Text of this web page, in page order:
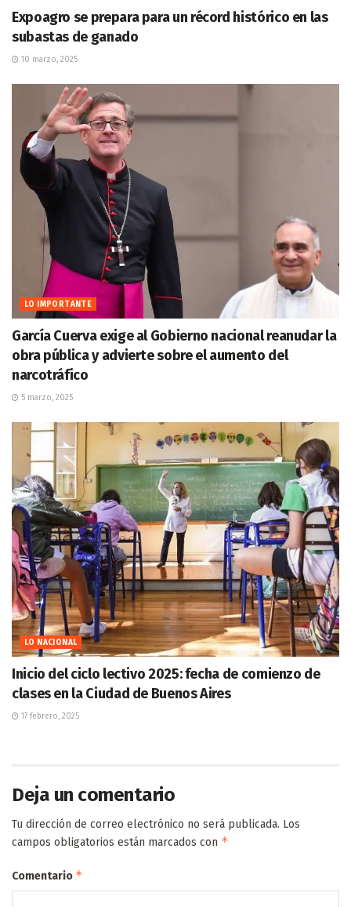
Expoagro se prepara para un récord histórico en las
subastas de ganado
10 marzo, 2025
LO IMPORTANTE
García Cuerva exige al Gobierno nacional reanudar la
obra pública y advierte sobre el aumento del
narcotráfico
5 marzo, 2025
LO NACIONAL
Inicio del ciclo lectivo 2025: fecha de comienzo de
clases en la Ciudad de Buenos Aires
17 febrero, 2025
Deja un comentario
Tu dirección de correo electrónico no será publicada. Los
campos obligatorios están marcados con *
Comentario *